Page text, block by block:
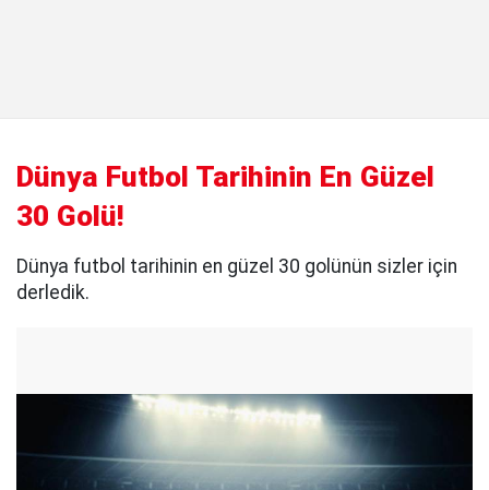
Dünya Futbol Tarihinin En Güzel
30 Golü!
Dünya futbol tarihinin en güzel 30 golünün sizler için
derledik.